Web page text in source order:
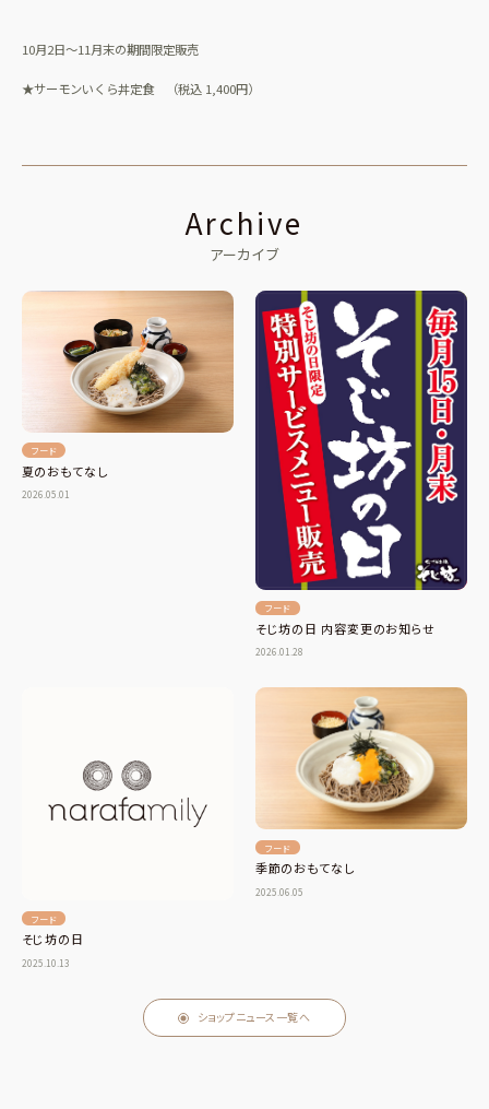
10月2日～11月末の期間限定販売
★サーモンいくら丼定食 （税込 1,400円）
Archive
アーカイブ
フード
夏のおもてなし
2026.05.01
フード
そじ坊の日 内容変更のお知らせ
2026.01.28
フード
そじ坊の日
2025.10.13
フード
季節のおもてなし
2025.06.05
ショップニュース一覧へ